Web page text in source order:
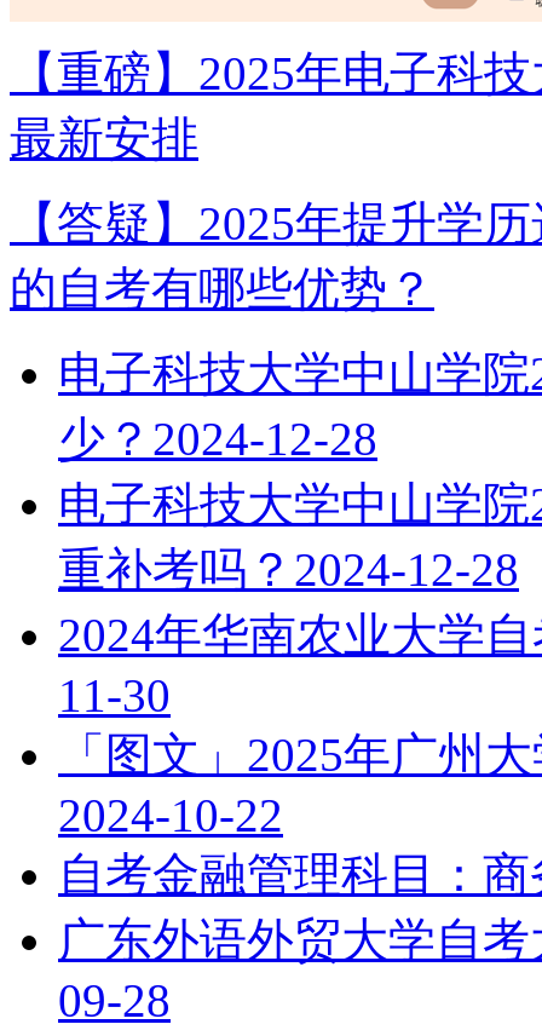
【重磅】2025年电子科
最新安排
【答疑】2025年提升学
的自考有哪些优势？
电子科技大学中山学
少？ 2024-12-28
电子科技大学中山学
重补考吗？ 2024-12-28
2024年华南农业大学
11-30
「图文」2025年广州
2024-10-22
自考金融管理科目：
广东外语外贸大学自
09-28